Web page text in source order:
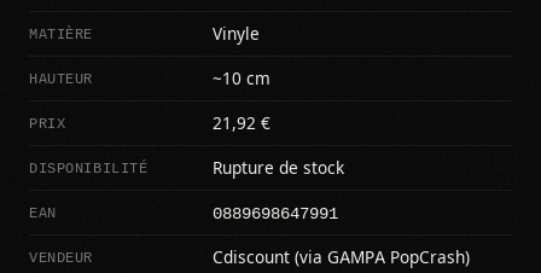
MATIÈRE Vinyle
HAUTEUR ~10 cm
PRIX 21,92 €
DISPONIBILITÉ Rupture de stock
EAN 0889698647991
VENDEUR Cdiscount (via GAMPA PopCrash)